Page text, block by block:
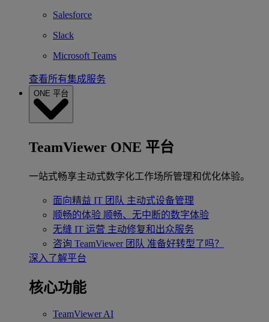
Salesforce
Slack
Microsoft Teams
查看所有集成服务
ONE 平台
TeamViewer ONE 平台
一站式畅享主动式数字化工作场所管理和优化体验。
面向精益 IT 团队 主动式设备管理
顺畅的体验 顺畅、无中断的数字体验
无缝 IT 运营 主动修复和出众服务
咨询 TeamViewer 团队 准备好转型了吗？
深入了解平台
核心功能
TeamViewer AI